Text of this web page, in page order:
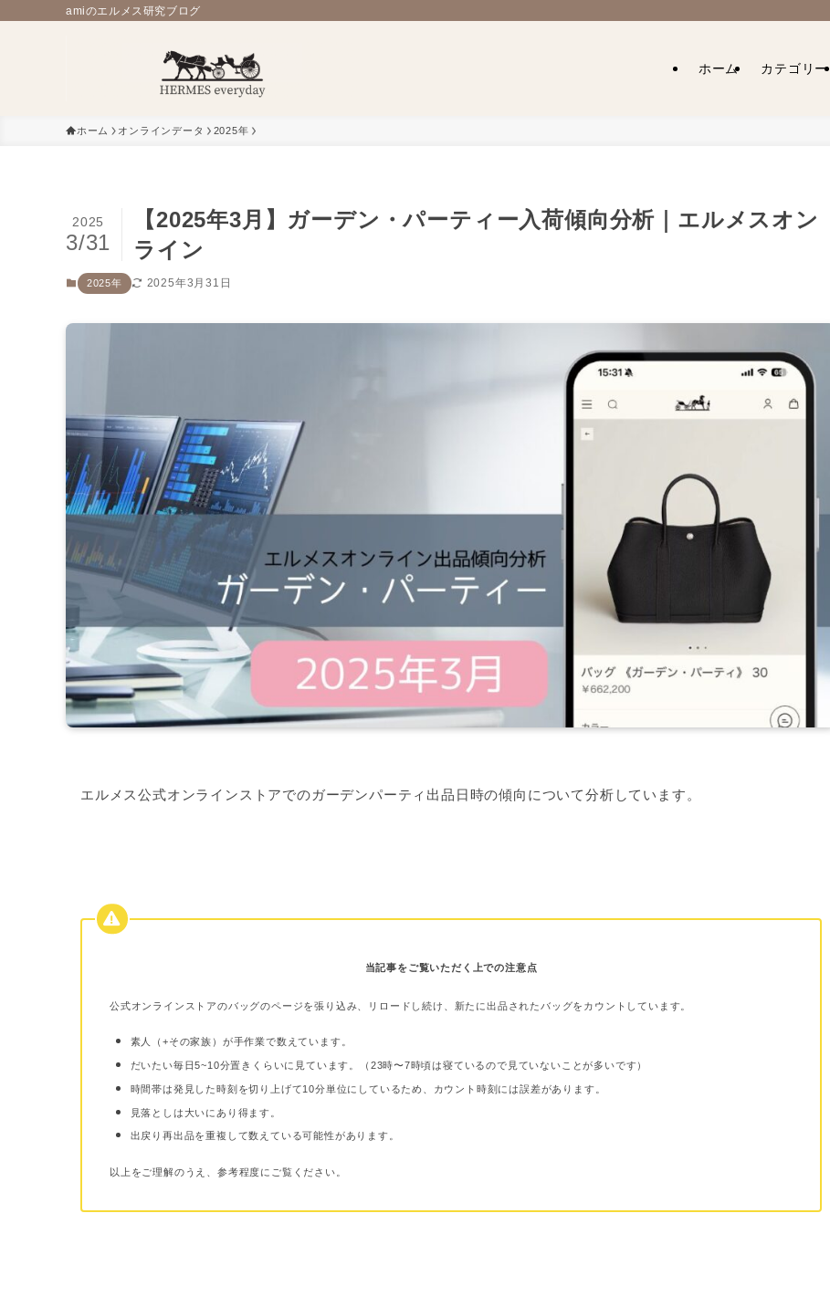
amiのエルメス研究ブログ
ホーム カテゴリー
ホーム オンラインデータ 2025年
【2025年3月】ガーデン・パーティー入荷傾向分析｜エルメスオン
ライン
2025
3/31
2025年 2025年3月31日
エルメス公式オンラインストアでのガーデンパーティ出品日時の傾向について分析しています。
当記事をご覧いただく上での注意点
公式オンラインストアのバッグのページを張り込み、リロードし続け、新たに出品されたバッグをカウントしています。
素人（+その家族）が手作業で数えています。
だいたい毎日5~10分置きくらいに見ています。（23時〜7時頃は寝ているので見ていないことが多いです）
時間帯は発見した時刻を切り上げて10分単位にしているため、カウント時刻には誤差があります。
見落としは大いにあり得ます。
出戻り再出品を重複して数えている可能性があります。
以上をご理解のうえ、参考程度にご覧ください。